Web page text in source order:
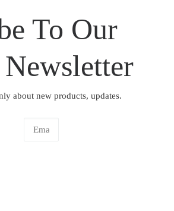
To Our
about new products, updates.